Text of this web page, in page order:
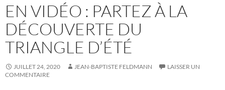
EN VIDÉO : PARTEZ À LA
DÉCOUVERTE DU
TRIANGLE D’ÉTÉ
JUILLET 24, 2020 JEAN-BAPTISTE FELDMANN
LAISSER UN
COMMENTAIRE